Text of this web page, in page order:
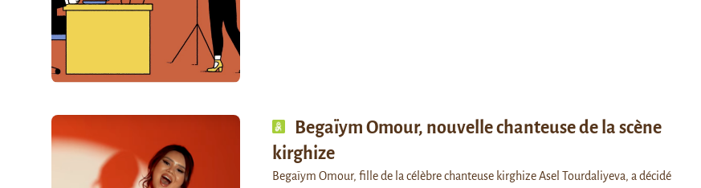
Begaïym Omour, nouvelle chanteuse de la scène
kirghize
Begaïym Omour, fille de la célèbre chanteuse kirghize Asel Tourdaliyeva, a décidé